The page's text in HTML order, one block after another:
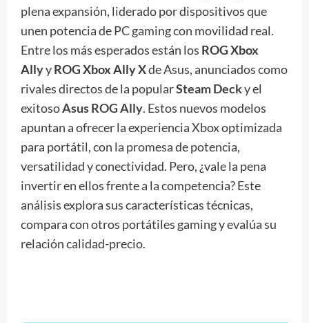
plena expansión, liderado por dispositivos que
unen potencia de PC gaming con movilidad real.
Entre los más esperados están los ROG Xbox
AllyyROG Xbox Ally Xde Asus, anunciados como
rivales directos de la popularSteam Decky el
exitosoAsus ROG Ally. Estos nuevos modelos
apuntan a ofrecer la experiencia Xbox optimizada
para portátil, con la promesa de potencia,
versatilidad y conectividad. Pero, ¿vale la pena
invertir en ellos frente a la competencia? Este
análisis explora sus características técnicas,
compara con otros portátiles gaming y evalúa su
relación calidad-precio.